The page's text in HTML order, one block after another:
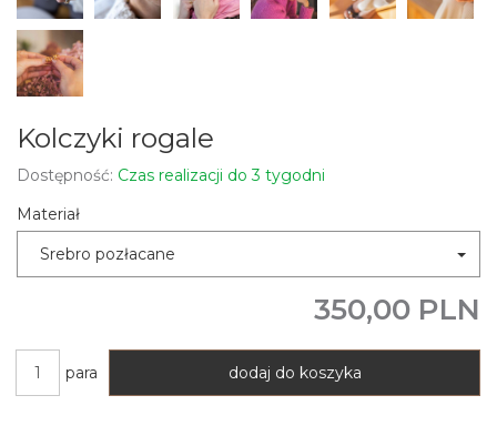
Kolczyki rogale
Dostępność: Czas realizacji do 3 tygodni
Materiał
Srebro pozłacane
350,00 PLN
para dodaj do koszyka